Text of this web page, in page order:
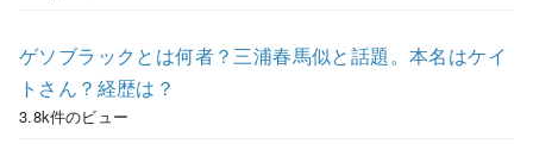
ゲソブラックとは何者？三浦春馬似と話題。本名はケイ
トさん？経歴は？
3.8k件のビュー